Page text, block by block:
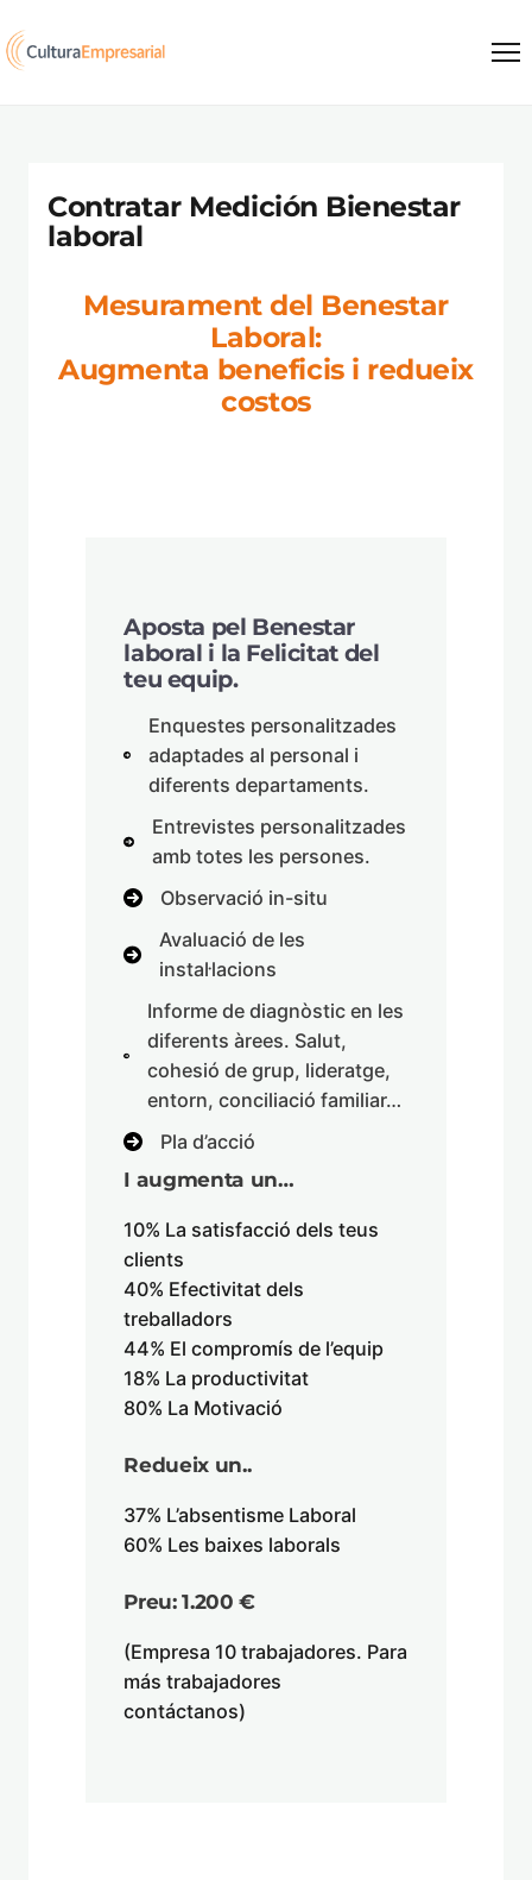
Contratar Medición Bienestar
laboral
Mesurament del Benestar
Laboral:
Augmenta beneficis i redueix
costos
Aposta pel Benestar
laboral i la Felicitat del
teu equip.
Enquestes personalitzades
adaptades al personal i
diferents departaments.
Entrevistes personalitzades
amb totes les persones.
Observació in-situ
Avaluació de les
instal·lacions
Informe de diagnòstic en les
diferents àrees. Salut,
cohesió de grup, lideratge,
entorn, conciliació familiar…
Pla d’acció
I augmenta un…
10% La satisfacció dels teus
clients
40% Efectivitat dels
treballadors
44% El compromís de l’equip
18% La productivitat
80% La Motivació
Redueix un..
37% L’absentisme Laboral
60% Les baixes laborals
Preu: 1.200 €
(Empresa 10 trabajadores. Para
más trabajadores
contáctanos)